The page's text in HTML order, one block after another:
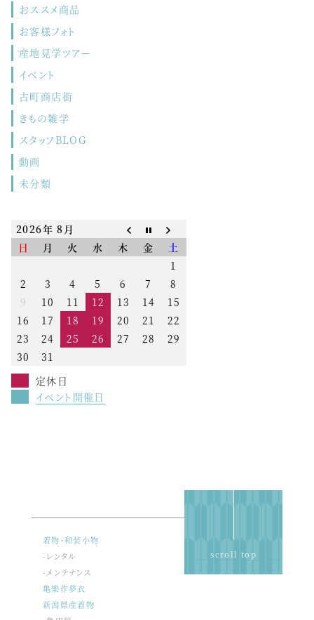
おススメ商品
お客様フォト
産地見学ツアー
イベント
古町商店街
きもの雑学
スタッフBLOG
動画
未分類
2026年 8月
日
月 火 水 木 金
土
1
2
3 4 5 6 7
8
9
10 11 12 13 14
15
16
17 18 19 20 21
22
23
24 25 26 27 28
29
30
31
定休日
イベント開催日
scroll top
着物・和装小物
-レンタル
-メンテナンス
亀樂作夢衣
新潟県産着物